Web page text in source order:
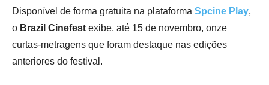
Disponível de forma gratuita na plataforma Spcine Play,
o Brazil Cinefest exibe, até 15 de novembro, onze
curtas-metragens que foram destaque nas edições
anteriores do festival.